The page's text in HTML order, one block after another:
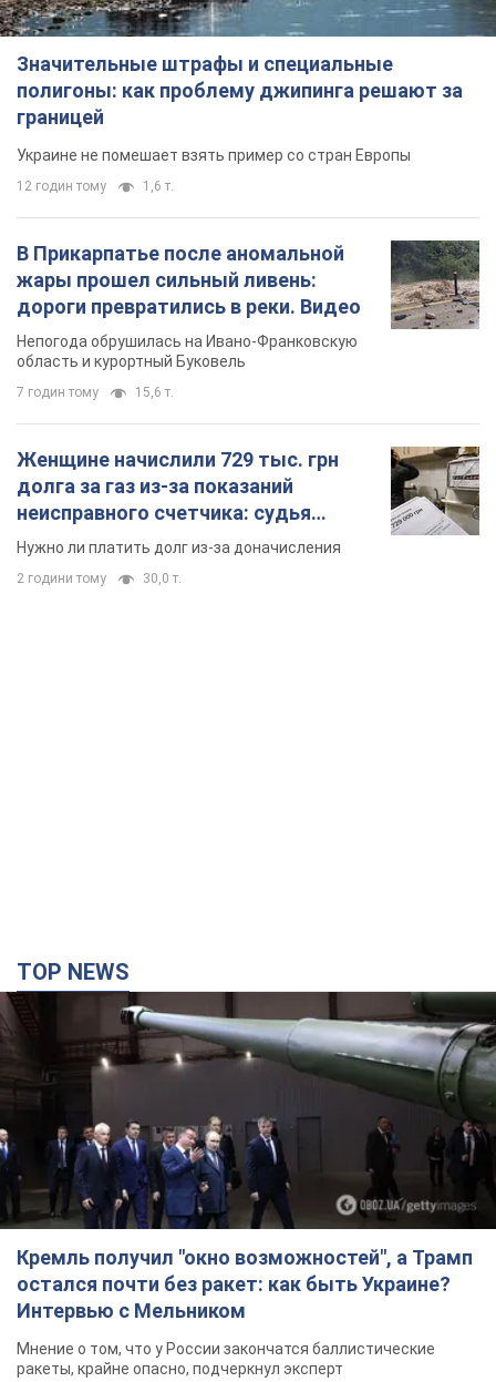
Значительные штрафы и специальные
полигоны: как проблему джипинга решают за
границей
Украине не помешает взять пример со стран Европы
12 годин тому 1,6 т.
В Прикарпатье после аномальной
жары прошел сильный ливень:
дороги превратились в реки. Видео
Непогода обрушилась на Ивано-Франковскую
область и курортный Буковель
7 годин тому 15,6 т.
Женщине начислили 729 тыс. грн
долга за газ из-за показаний
неисправного счетчика: судья
вынес неожиданное решение
Нужно ли платить долг из-за доначисления
2 години тому 30,0 т.
TOP NEWS
Кремль получил "окно возможностей", а Трамп
остался почти без ракет: как быть Украине?
Интервью с Мельником
Мнение о том, что у России закончатся баллистические
ракеты, крайне опасно, подчеркнул эксперт